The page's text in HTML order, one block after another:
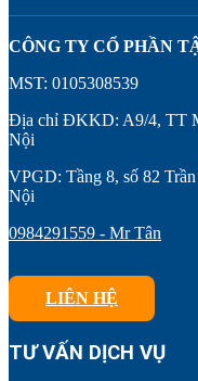
CÔNG TY CỔ PHẦN
MST: 0105308539
Địa chỉ ĐKKD: A9/4, TT
Nội
VPGD: Tầng 8, số 82
Nội
0984291559 - Mr Tân
LIÊN HỆ
TƯ VẤN DỊCH VỤ